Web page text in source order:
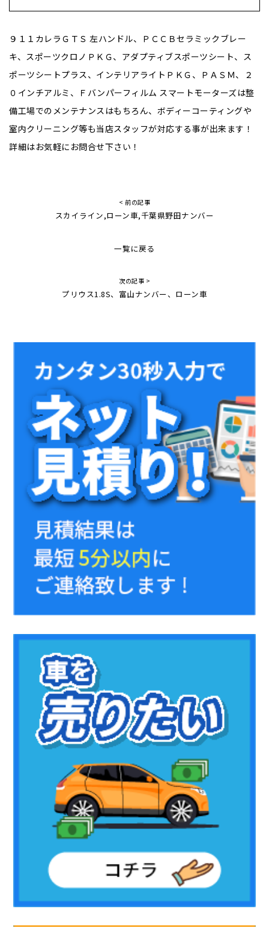
９１１カレラＧＴＳ 左ハンドル、ＰＣＣＢセラミックブレー
キ、スポーツクロノＰＫＧ、アダプティブスポーツシート、ス
ポーツシートプラス、インテリアライトＰＫＧ、ＰＡＳＭ、２
０インチアルミ、Ｆバンパーフィルム スマートモーターズは整
備工場でのメンテナンスはもちろん、ボディーコーティングや
室内クリーニング等も当店スタッフが対応する事が出来ます！
詳細はお気軽にお問合せ下さい！
< 前の記事
スカイライン,ローン車,千葉県野田ナンバー
一覧に戻る
次の記事 >
プリウス1.8S、富山ナンバー、ローン車